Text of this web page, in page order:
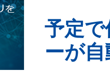
予定
ーが